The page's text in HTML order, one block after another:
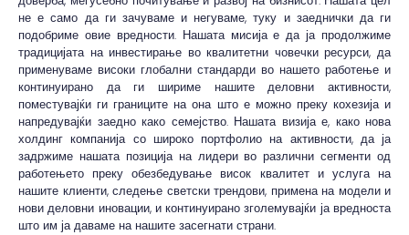
не е само да ги зачуваме и негуваме, туку и заеднички да ги
подобриме овие вредности. Нашата мисија е да ја продолжиме
традицијата на инвестирање во квалитетни човечки ресурси, да
применуваме високи глобални стандарди во нашето работење и
континуирано да ги шириме нашите деловни активности,
поместувајќи ги границите на она што е можно преку кохезија и
напредувајќи заедно како семејство. Нашата визија е, како нова
холдинг компанија со широко портфолио на активности, да ја
задржиме нашата позиција на лидери во различни сегменти од
работењето преку обезбедување висок квалитет и услуга на
нашите клиенти, следење светски трендови, примена на модели и
нови деловни иновации, и континуирано зголемувајќи ја вредноста
што им ја даваме на нашите засегнати страни.